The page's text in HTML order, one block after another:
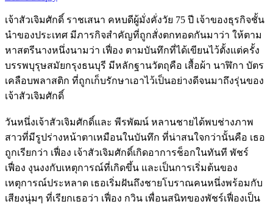
เจ้าสัวเจิมศักดิ์ ราชเสนา คหบดีผู้มั่งคั่งวัย 75 ปี เจ้าของธุรกิจชั้น
นำของประเทศ มีภารกิจสำคัญที่ถูกสั่งตกทอดกันมาว่า ให้ตาม
หาสตรีนางหนึ่งนามว่า เฟื่อง ตามบันทึกที่ได้เขียนไว้ตั้งแต่ครั้ง
บรรพบุรุษสมัยกรุงธนบุรี มีหลักฐานวัตถุคือ เสื้อผ้า นาฬิกา บัตร
เคลือบพลาสติก ที่ถูกเก็บรักษาเอาไว้เป็นอย่างดีจนมาถึงรุ่นของ
เจ้าสัวเจิมศักดิ์
วันหนึ่งเจ้าสัวเจิมศักดิ์และ พีรพัฒน์ หลานชายได้พบช่างภาพ
สาวที่มีรูปร่างหน้าตาเหมือนในบันทึก ที่น่าสนใจกว่านั้นคือ เธอ
ถูกเรียกว่า เฟื่อง เจ้าสัวเจิมศักดิ์เกิดอาการช็อกในทันที พัชร์
เฟื่อง งุนงงกับเหตุการณ์ที่เกิดขึ้น และเป็นการเริ่มต้นของ
เหตุการณ์ประหลาด เธอเริ่มฝันถึงชายโบราณคนหนึ่งพร้อมกับ
เสียงนุ่มๆ ที่เรียกเธอว่า เฟื่อง กวิน เพื่อนสนิทของพัชร์เฟื่องเป็น